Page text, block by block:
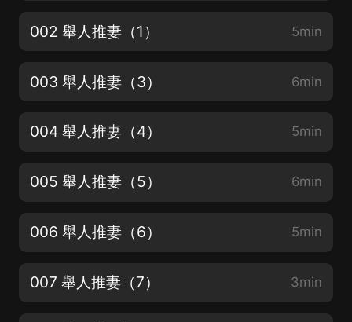
002 舉人推妻（1） 5min
003 舉人推妻（3） 6min
004 舉人推妻（4） 5min
005 舉人推妻（5） 6min
006 舉人推妻（6） 5min
007 舉人推妻（7） 3min